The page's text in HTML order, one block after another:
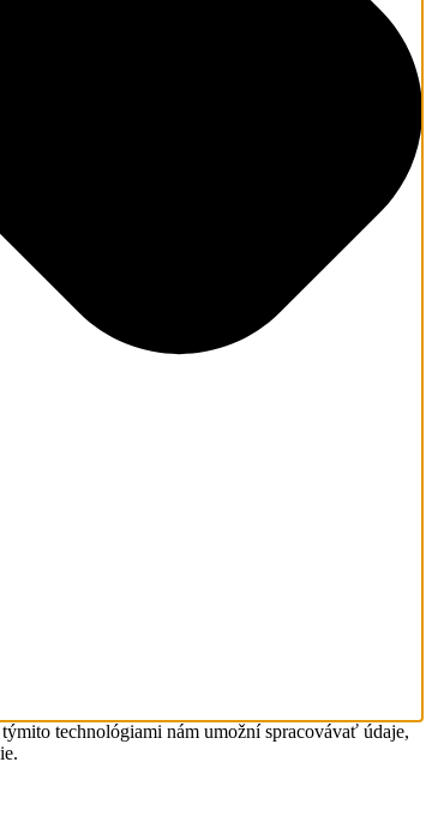
technológiami nám umožní spracovávať údaje,